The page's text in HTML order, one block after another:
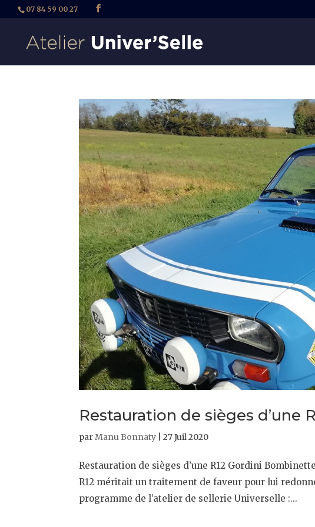
07 84 59 00 27
Restauration de sièges d’une
parManu Bonnaty |27 Juil 2020
Restauration de sièges d’une R12 Gordini
R12 méritait un traitement de faveur pour lui
programme de l’atelier de sellerie Universelle :...